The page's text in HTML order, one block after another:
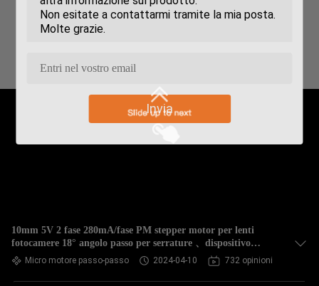
Invia
10mm 5V 2 fase 280mA/fase PM stepper motor per lenti
fotocamere 18° angolo passo per serrature 、dispositivo
indossabile
Micro motore passo-passo 2024-04-10 732 opinioni